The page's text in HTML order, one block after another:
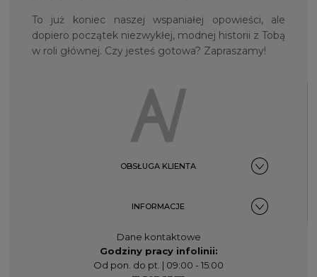
To już koniec naszej wspaniałej opowieści, ale
dopiero początek niezwykłej, modnej historii z Tobą
w roli głównej. Czy jesteś gotowa? Zapraszamy!
OBSŁUGA KLIENTA
INFORMACJE
Dane kontaktowe
Godziny pracy infolinii:
Od pon. do pt. | 09:00 - 15:00